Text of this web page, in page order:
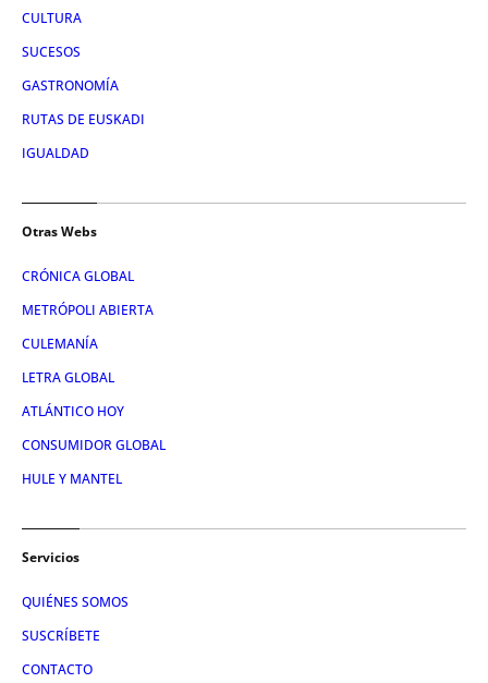
CULTURA
SUCESOS
GASTRONOMÍA
RUTAS DE EUSKADI
IGUALDAD
Otras Webs
CRÓNICA GLOBAL
METRÓPOLI ABIERTA
CULEMANÍA
LETRA GLOBAL
ATLÁNTICO HOY
CONSUMIDOR GLOBAL
HULE Y MANTEL
Servicios
QUIÉNES SOMOS
SUSCRÍBETE
CONTACTO